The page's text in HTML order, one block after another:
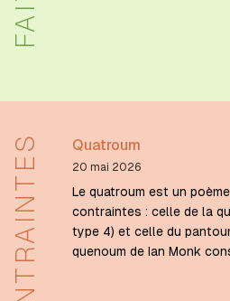
CONTRAINTES Quatroum
20 mai 2026
Le quatroum est un
contraintes : celle de la
type 4) et celle du
quenoum de Ian Monk